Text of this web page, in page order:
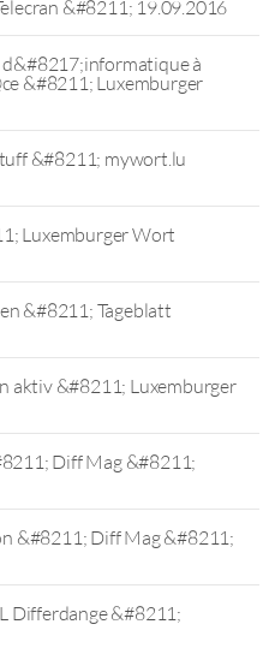
&#8211; 19.09.2016
d&#8217;informatique à
&#8211; Luxemburger
&#8211; mywort.lu
Luxemburger Wort
&#8211; Tageblatt
aktiv &#8211; Luxemburger
Diff Mag &#8211;
&#8211; Diff Mag &#8211;
Differdange &#8211;